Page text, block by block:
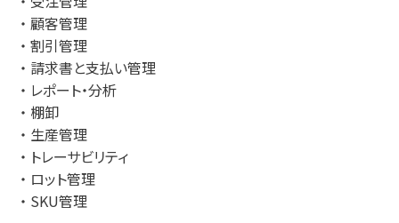
顧客管理
割引管理
請求書と支払い管理
レポート・分析
棚卸
生産管理
トレーサビリティ
ロット管理
SKU管理